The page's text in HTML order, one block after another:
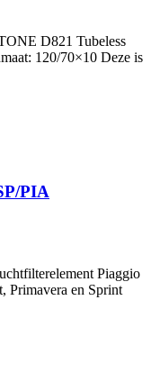
D821 Tubeless
120/70×10 Deze is
PIA
Piaggio
Primavera en Sprint